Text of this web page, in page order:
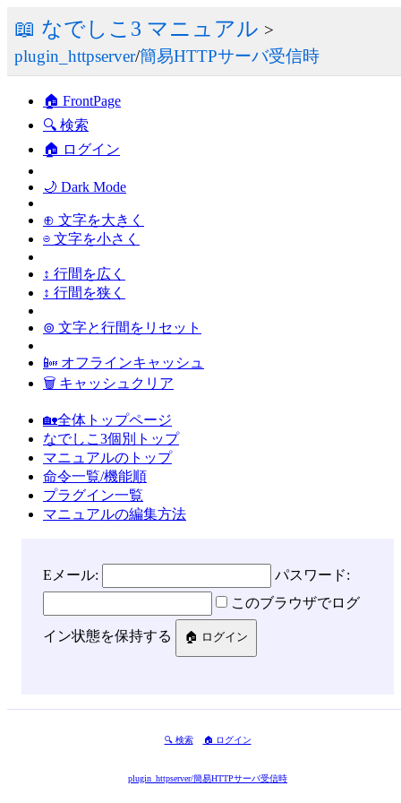
📖 なでしこ3 マニュアル >
plugin_httpserver/簡易HTTPサーバ受信時
🏠 FrontPage
🔍 検索
🏠 ログイン
🌙 Dark Mode
⊕ 文字を大きく
⊖ 文字を小さく
↕ 行間を広く
↕ 行間を狭く
⊚ 文字と行間をリセット
📴 オフラインキャッシュ
🗑 キャッシュクリア
🏡全体トップページ
なでしこ3個別トップ
マニュアルのトップ
命令一覧/機能順
プラグイン一覧
マニュアルの編集方法
Eメール:
パスワード:
このブラウザでログ
イン状態を保持する
🔍 検索 🏠 ログイン
plugin_httpserver/簡易HTTPサーバ受信時